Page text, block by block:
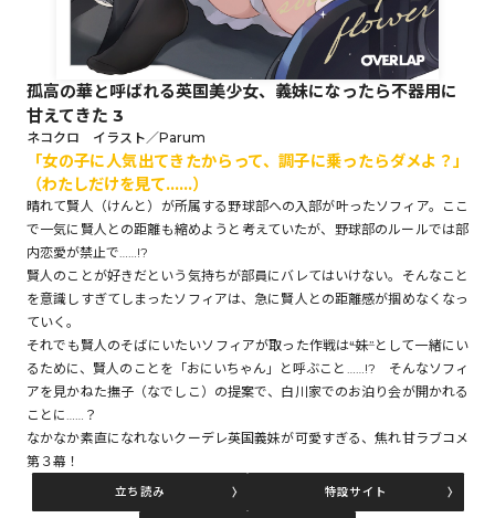
コミックガルド
リキューレ
コミックパルフェ
コミックエッセイ
閉じる
孤高の華と呼ばれる英国美少女、義妹になったら不器用に
甘えてきた 3
ネコクロ イラスト／Parum
「女の子に人気出てきたからって、調子に乗ったらダメよ？」
（わたしだけを見て……）
晴れて賢人（けんと）が所属する野球部への入部が叶ったソフィア。ここ
で一気に賢人との距離も縮めようと考えていたが、野球部のルールでは部
内恋愛が禁止で……!?
賢人のことが好きだという気持ちが部員にバレてはいけない。そんなこと
を意識しすぎてしまったソフィアは、急に賢人との距離感が掴めなくなっ
ていく。
それでも賢人のそばにいたいソフィアが取った作戦は――“妹”として一緒にい
るために、賢人のことを「おにいちゃん」と呼ぶこと……!? そんなソフィ
アを見かねた撫子（なでしこ）の提案で、白川家でのお泊り会が開かれる
ことに……？
なかなか素直になれないクーデレ英国義妹が可愛すぎる、焦れ甘ラブコメ
第３幕！
立ち読み 特設サイト